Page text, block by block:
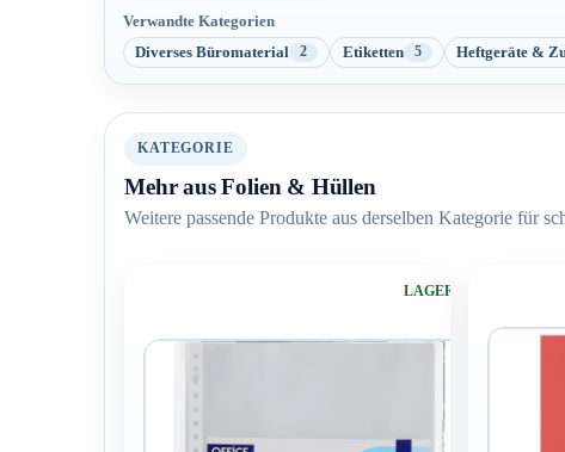
Verwandte Kategorien
Diverses Büromaterial
2 Etiketten 5 Heftgeräte &
KATEGORIE
Mehr aus Folien & Hüllen
Weitere passende Produkte aus derselben Kategorie für
LAGERND